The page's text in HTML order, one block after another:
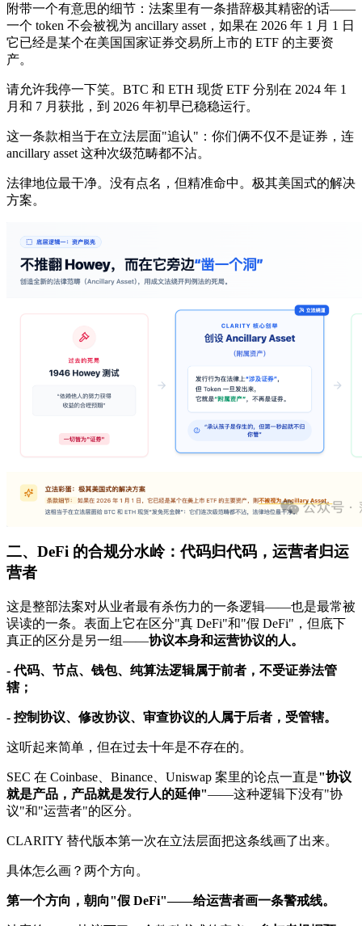
附带一个有意思的细节：法案里有一条措辞极其精密的话——
一个 token 不会被视为 ancillary asset，如果在 2026 年 1 月 1 日
它已经是某个在美国国家证券交易所上市的 ETF 的主要资
产。
请允许我停一下笑。BTC 和 ETH 现货 ETF 分别在 2024 年 1
月和 7 月获批，到 2026 年初早已稳稳运行。
这一条款相当于在立法层面"追认"：你们俩不仅不是证券，连
ancillary asset 这种次级范畴都不沾。
法律地位最干净。没有点名，但精准命中。极其美国式的解决
方案。
二、DeFi 的合规分水岭：代码归代码，运营者归运
营者
这是整部法案对从业者最有杀伤力的一条逻辑——也是最常被
误读的一条。表面上它在区分"真 DeFi"和"假 DeFi"，但底下
真正的区分是另一组——协议本身和运营协议的人。
- 代码、节点、钱包、纯算法逻辑属于前者，不受证券法管
辖；
- 控制协议、修改协议、审查协议的人属于后者，受管辖。
这听起来简单，但在过去十年是不存在的。
SEC 在 Coinbase、Binance、Uniswap 案里的论点一直是"协议
就是产品，产品就是发行人的延伸"——这种逻辑下没有"协
议"和"运营者"的区分。
CLARITY 替代版本第一次在立法层面把这条线画了出来。
具体怎么画？两个方向。
第一个方向，朝向"假 DeFi"——给运营者画一条警戒线。